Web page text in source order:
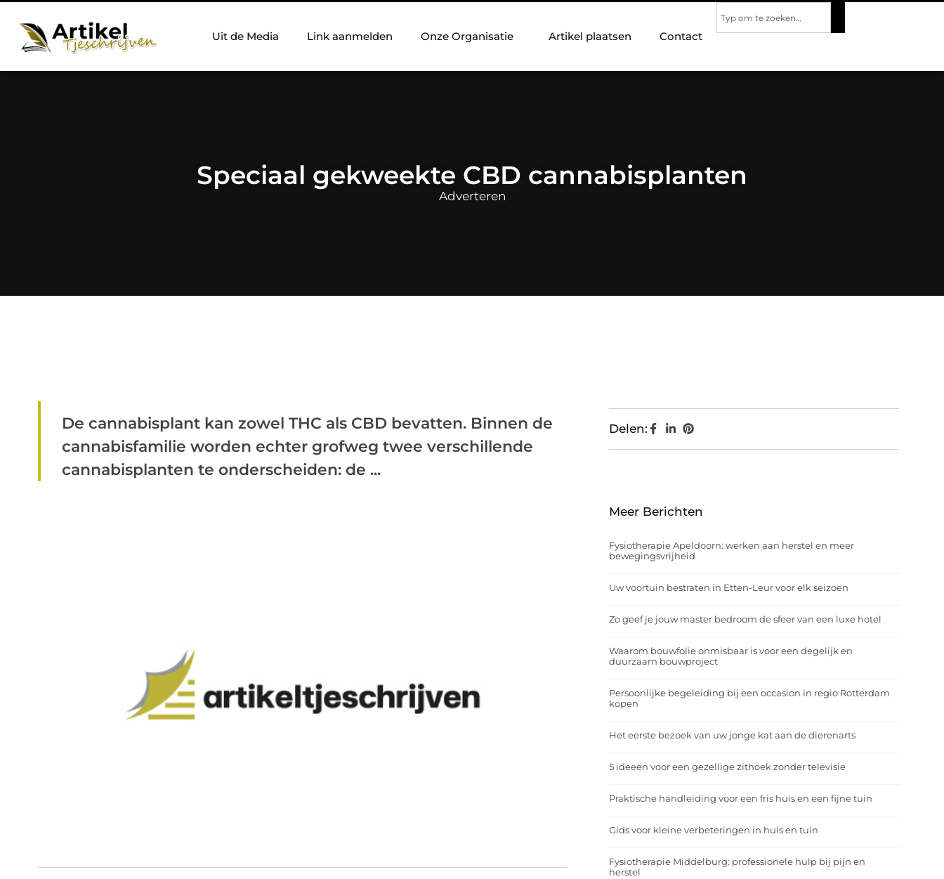
Uit de Media Link aanmelden Onze Organisatie Artikel plaatsen Contact
Speciaal gekweekte CBD cannabisplanten
Adverteren
De cannabisplant kan zowel THC als CBD bevatten. Binnen de
cannabisfamilie worden echter grofweg twee verschillende
cannabisplanten te onderscheiden: de ...
Delen:
Meer Berichten
Fysiotherapie Apeldoorn: werken aan herstel en meer
bewegingsvrijheid
Uw voortuin bestraten in Etten-Leur voor elk seizoen
Zo geef je jouw master bedroom de sfeer van een luxe hotel
Waarom bouwfolie onmisbaar is voor een degelijk en
duurzaam bouwproject
Persoonlijke begeleiding bij een occasion in regio Rotterdam
kopen
Het eerste bezoek van uw jonge kat aan de dierenarts
5 ideeën voor een gezellige zithoek zonder televisie
Praktische handleiding voor een fris huis en een fijne tuin
Gids voor kleine verbeteringen in huis en tuin
Fysiotherapie Middelburg: professionele hulp bij pijn en
herstel